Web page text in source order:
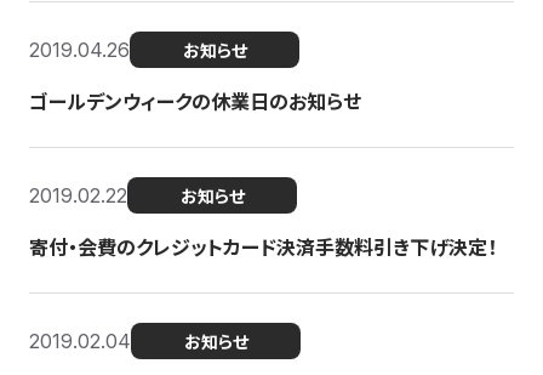
2019.04.26 お知らせ
ゴールデンウィークの休業日のお知らせ
2019.02.22 お知らせ
寄付・会費のクレジットカード決済手数料引き下げ決定！
2019.02.04 お知らせ